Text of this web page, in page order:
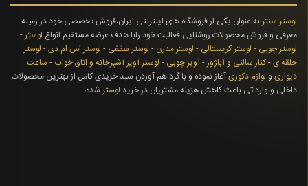
لوستر سنتربه عنوان یکی ار فروشگاه های اینترنتی ایران،فروش تخصصی خود در زمینه
معرفی و فروش محصولات روشنایی فعالیت خود رابا هدف عرضه مستقیم انواع لوستر-
لوستر چوبی - لوستر کریستالی - لوستر مدرن - لوستر سقفی - لوستر اس ام دی- لوستر
حلقه ی-کنار سالنی و آباژور-آویز چوبی - لوستر آویز آشپزخانه و اتاق خواب - ساعت
دیواری و لوازم دکوریآغاز نموده و با گرد هم آوردن سبد خریدی کامل از بهترین محصولات
داخلی و وارداتی باعث کاهش هزینه مشتریان در خرید لوسترشده،